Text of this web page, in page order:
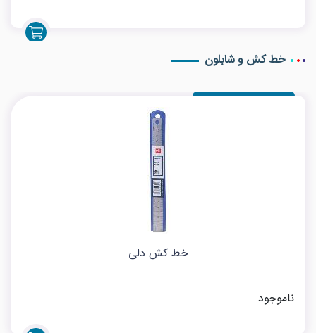
خط کش و شابلون
خط کش دلی
ناموجود